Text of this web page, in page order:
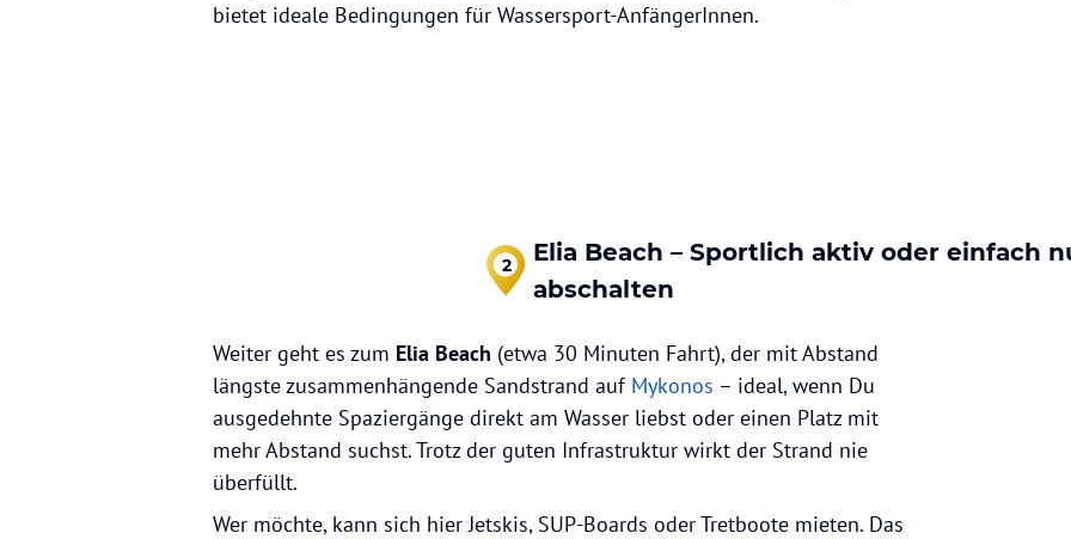
bietet ideale Bedingungen für Wassersport-AnfängerInnen.
2
Elia Beach – Sportlich aktiv oder einfach
abschalten
Weiter geht es zum Elia Beach (etwa 30 Minuten Fahrt), der mit Abstand
längste zusammenhängende Sandstrand auf Mykonos – ideal, wenn Du
ausgedehnte Spaziergänge direkt am Wasser liebst oder einen Platz mit
mehr Abstand suchst. Trotz der guten Infrastruktur wirkt der Strand nie
überfüllt.
Wer möchte, kann sich hier Jetskis, SUP-Boards oder Tretboote mieten. Das